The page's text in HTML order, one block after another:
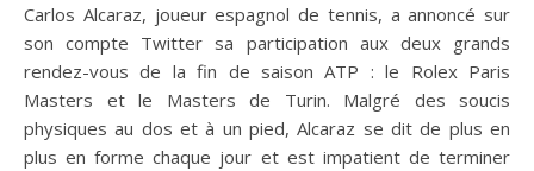
Carlos Alcaraz, joueur espagnol de tennis, a annoncé sur
son compte Twitter sa participation aux deux grands
rendez-vous de la fin de saison ATP : le Rolex Paris
Masters et le Masters de Turin. Malgré des soucis
physiques au dos et à un pied, Alcaraz se dit de plus en
plus en forme chaque jour et est impatient de terminer